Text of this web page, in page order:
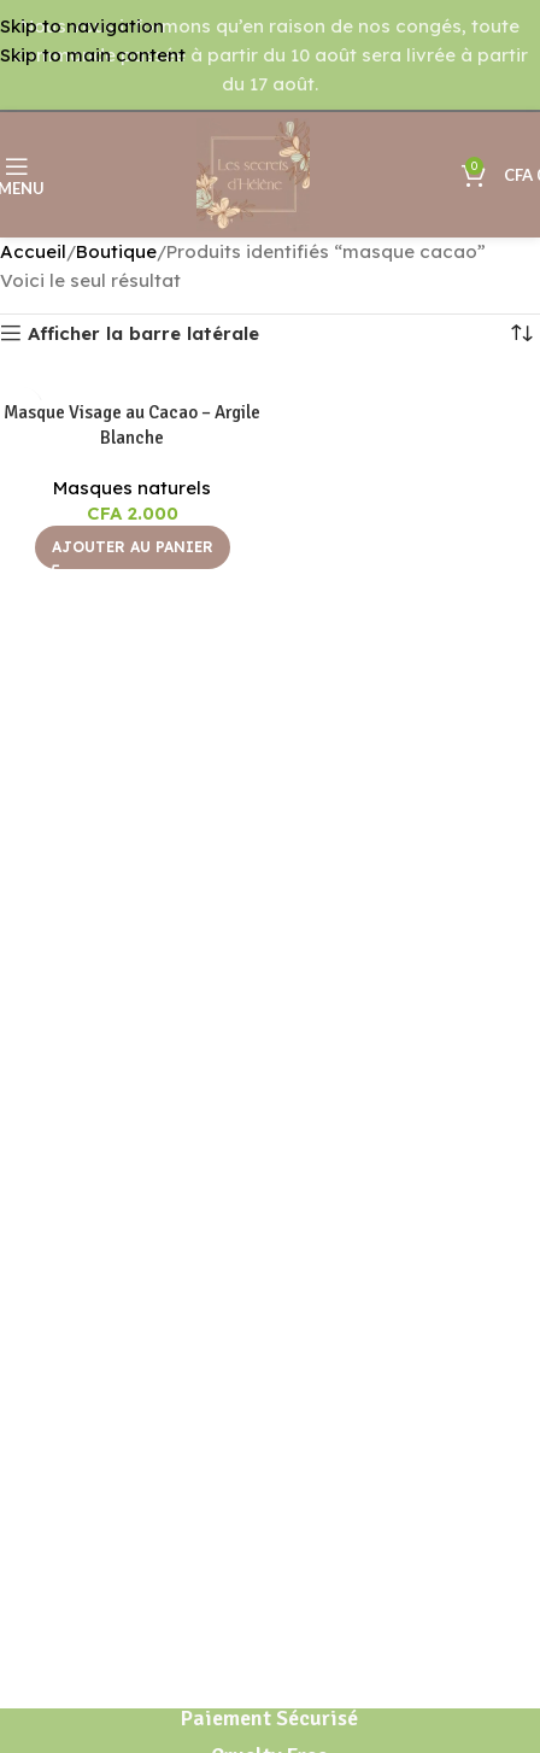
Skip to navigation
Skip to main content
Nous vous informons qu’en raison de nos congés, toute
commande passée à partir du 10 août sera livrée à partir
du 17 août.
0 CFA
Accueil Boutique Produits identifiés “masque cacao”
Voici le seul résultat
Afficher la barre latérale
Masque Visage au Cacao – Argile
Blanche
Masques naturels
CFA2.000
AJOUTER AU PANIER
Paiement Sécurisé